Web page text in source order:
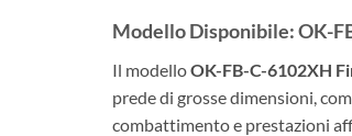
Modello Disponibile: OK-
Il modelloOK-FB-C-6102XH
prede di grosse dimensioni,
combattimento e prestazioni